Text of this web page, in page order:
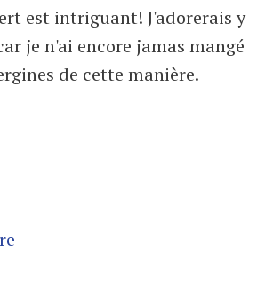
est intriguant! J'adorerais y
je n'ai encore jamas mangé
de cette manière.